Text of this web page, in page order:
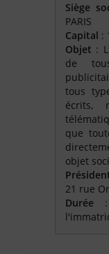
Siège
PARIS
Capital :
Objet :
de
tous
écrits,
que
objet
21 rue
Durée :